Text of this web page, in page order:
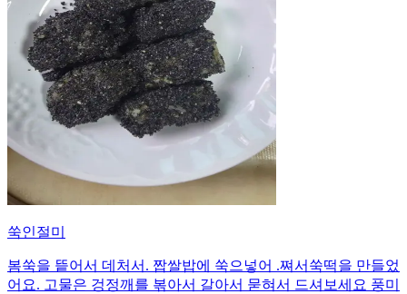
쑥인절미
봄쑥을 띁어서 데처서. 짭쌀밥에 쑥으넣어 .쪄서쑥떡을 만들었
어요. 고물은 겅정깨를 볶아서 갈아서 묻혀서 드셔보세요 풍미